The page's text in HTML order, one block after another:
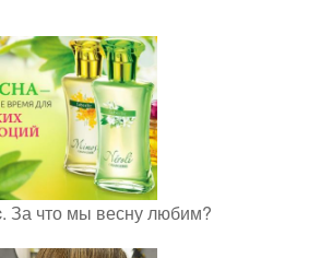
За что мы весну любим?